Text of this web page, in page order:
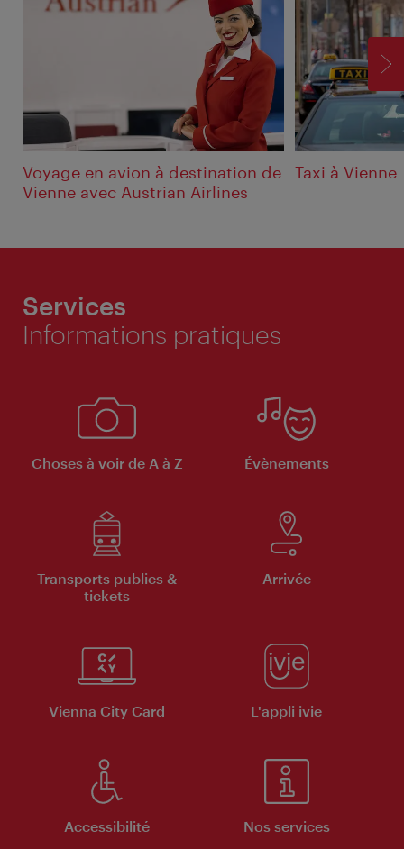
Voyage en avion à destination de
Vienne avec Austrian Airlines
Taxi à Vienne
Services
Informations pratiques
Choses à voir de A à Z Évènements
Transports publics &
tickets
Arrivée
Vienna City Card L'appli ivie
Accessibilité Nos services